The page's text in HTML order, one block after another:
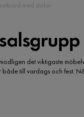
med stolar
det viktigaste
till vardags och fest.